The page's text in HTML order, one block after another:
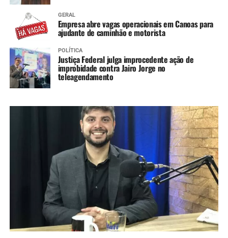
GERAL
Empresa abre vagas operacionais em Canoas para
ajudante de caminhão e motorista
POLÍTICA
Justiça Federal julga improcedente ação de
improbidade contra Jairo Jorge no
teleagendamento